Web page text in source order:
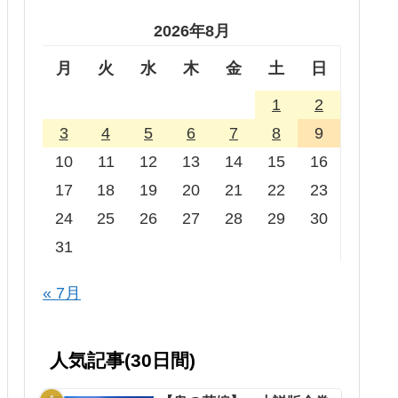
2026年8月
月 火 水 木 金 土 日
1
2
3
4 5 6 7 8
9
10
11 12 13 14 15
16
17
18 19 20 21 22
23
24
25 26 27 28 29
30
31
« 7月
人気記事(30日間)